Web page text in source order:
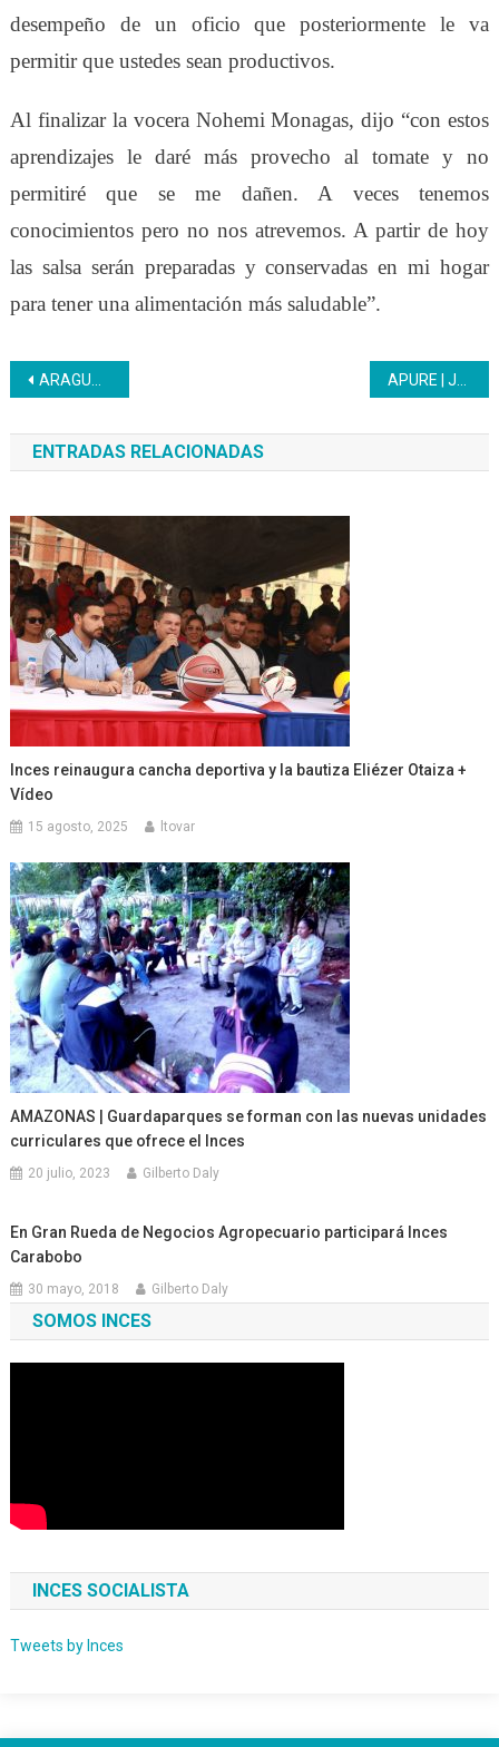
desempeño de un oficio que posteriormente le va
permitir que ustedes sean productivos.
Al finalizar la vocera Nohemi Monagas, dijo “con estos
aprendizajes le daré más provecho al tomate y no
permitiré que se me dañen. A veces tenemos
conocimientos pero no nos atrevemos. A partir de hoy
las salsa serán preparadas y conservadas en mi hogar
para tener una alimentación más saludable”.
Navegación
de
entradas
ARAGUA | Inces acompañó entrega de certificados del Diplomado en Investigación Comunicación y Activación de la Cultura Comunal
ENTRADAS RELACIONADAS
Inces reinaugura cancha deportiva y la bautiza Eliézer Otaiza +
Vídeo
15 agosto, 2025 ltovar
AMAZONAS | Guardaparques se forman con las nuevas unidades
curriculares que ofrece el Inces
20 julio, 2023 Gilberto Daly
En Gran Rueda de Negocios Agropecuario participará Inces
Carabobo
30 mayo, 2018 Gilberto Daly
SOMOS INCES
INCES SOCIALISTA
Tweets by Inces